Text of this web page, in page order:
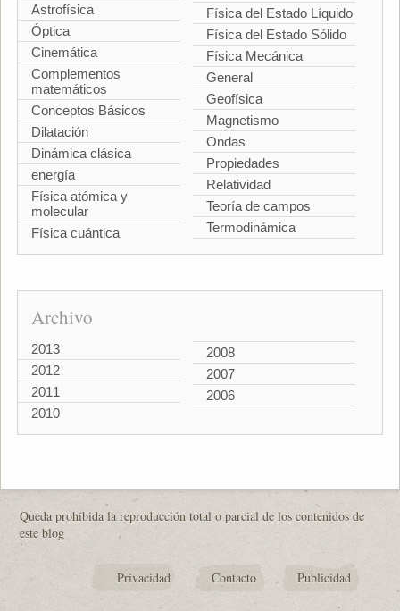
Astrofísica
Óptica
Cinemática
Complementos
matemáticos
Conceptos Básicos
Dilatación
Dinámica clásica
energía
Física atómica y
molecular
Física cuántica
Física del Estado Líquido
Física del Estado Sólido
Física Mecánica
General
Geofísica
Magnetismo
Ondas
Propiedades
Relatividad
Teoría de campos
Termodinámica
Archivo
2013
2012
2011
2010
2008
2007
2006
Queda prohibida la reproducción total o parcial de los contenidos de
este blog
Privacidad Contacto Publicidad